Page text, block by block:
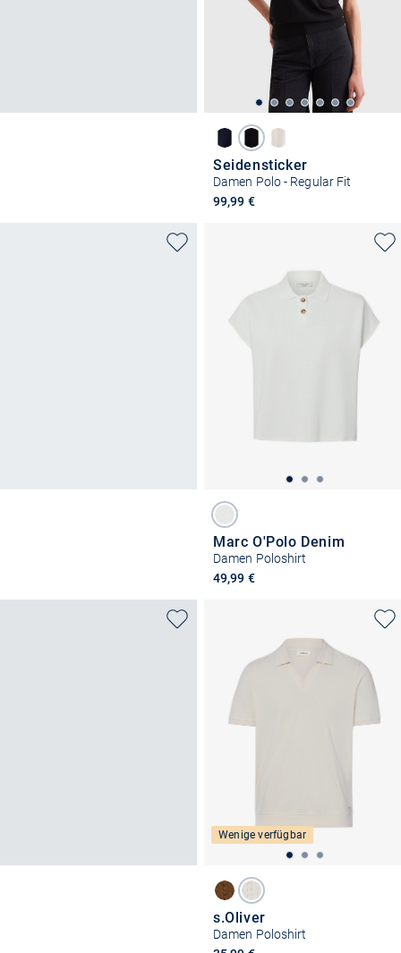
Seidensticker
Damen Polo - Regular Fit
99,99 €
Marc O'Polo Denim
Damen Poloshirt
49,99 €
Wenige verfügbar
s.Oliver
Damen Poloshirt